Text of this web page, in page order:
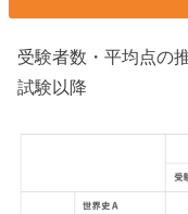
受験者数・平均点の
試験以降